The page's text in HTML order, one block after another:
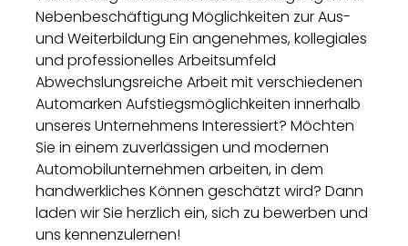
Nebenbeschäftigung Möglichkeiten zur Aus-
und Weiterbildung Ein angenehmes, kollegiales
und professionelles Arbeitsumfeld
Abwechslungsreiche Arbeit mit verschiedenen
Automarken Aufstiegsmöglichkeiten innerhalb
unseres Unternehmens Interessiert? Möchten
Sie in einem zuverlässigen und modernen
Automobilunternehmen arbeiten, in dem
handwerkliches Können geschätzt wird? Dann
laden wir Sie herzlich ein, sich zu bewerben und
uns kennenzulernen!